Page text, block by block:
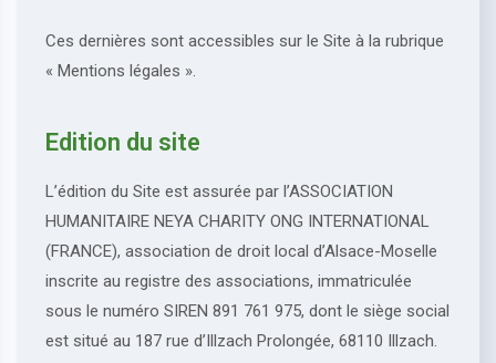
Ces dernières sont accessibles sur le Site à la rubrique
« Mentions légales ».
Edition du site
L’édition du Site est assurée par l’ASSOCIATION
HUMANITAIRE NEYA CHARITY ONG INTERNATIONAL
(FRANCE), association de droit local d’Alsace-Moselle
inscrite au registre des associations, immatriculée
sous le numéro SIREN 891 761 975, dont le siège social
est situé au 187 rue d’Illzach Prolongée, 68110 Illzach.